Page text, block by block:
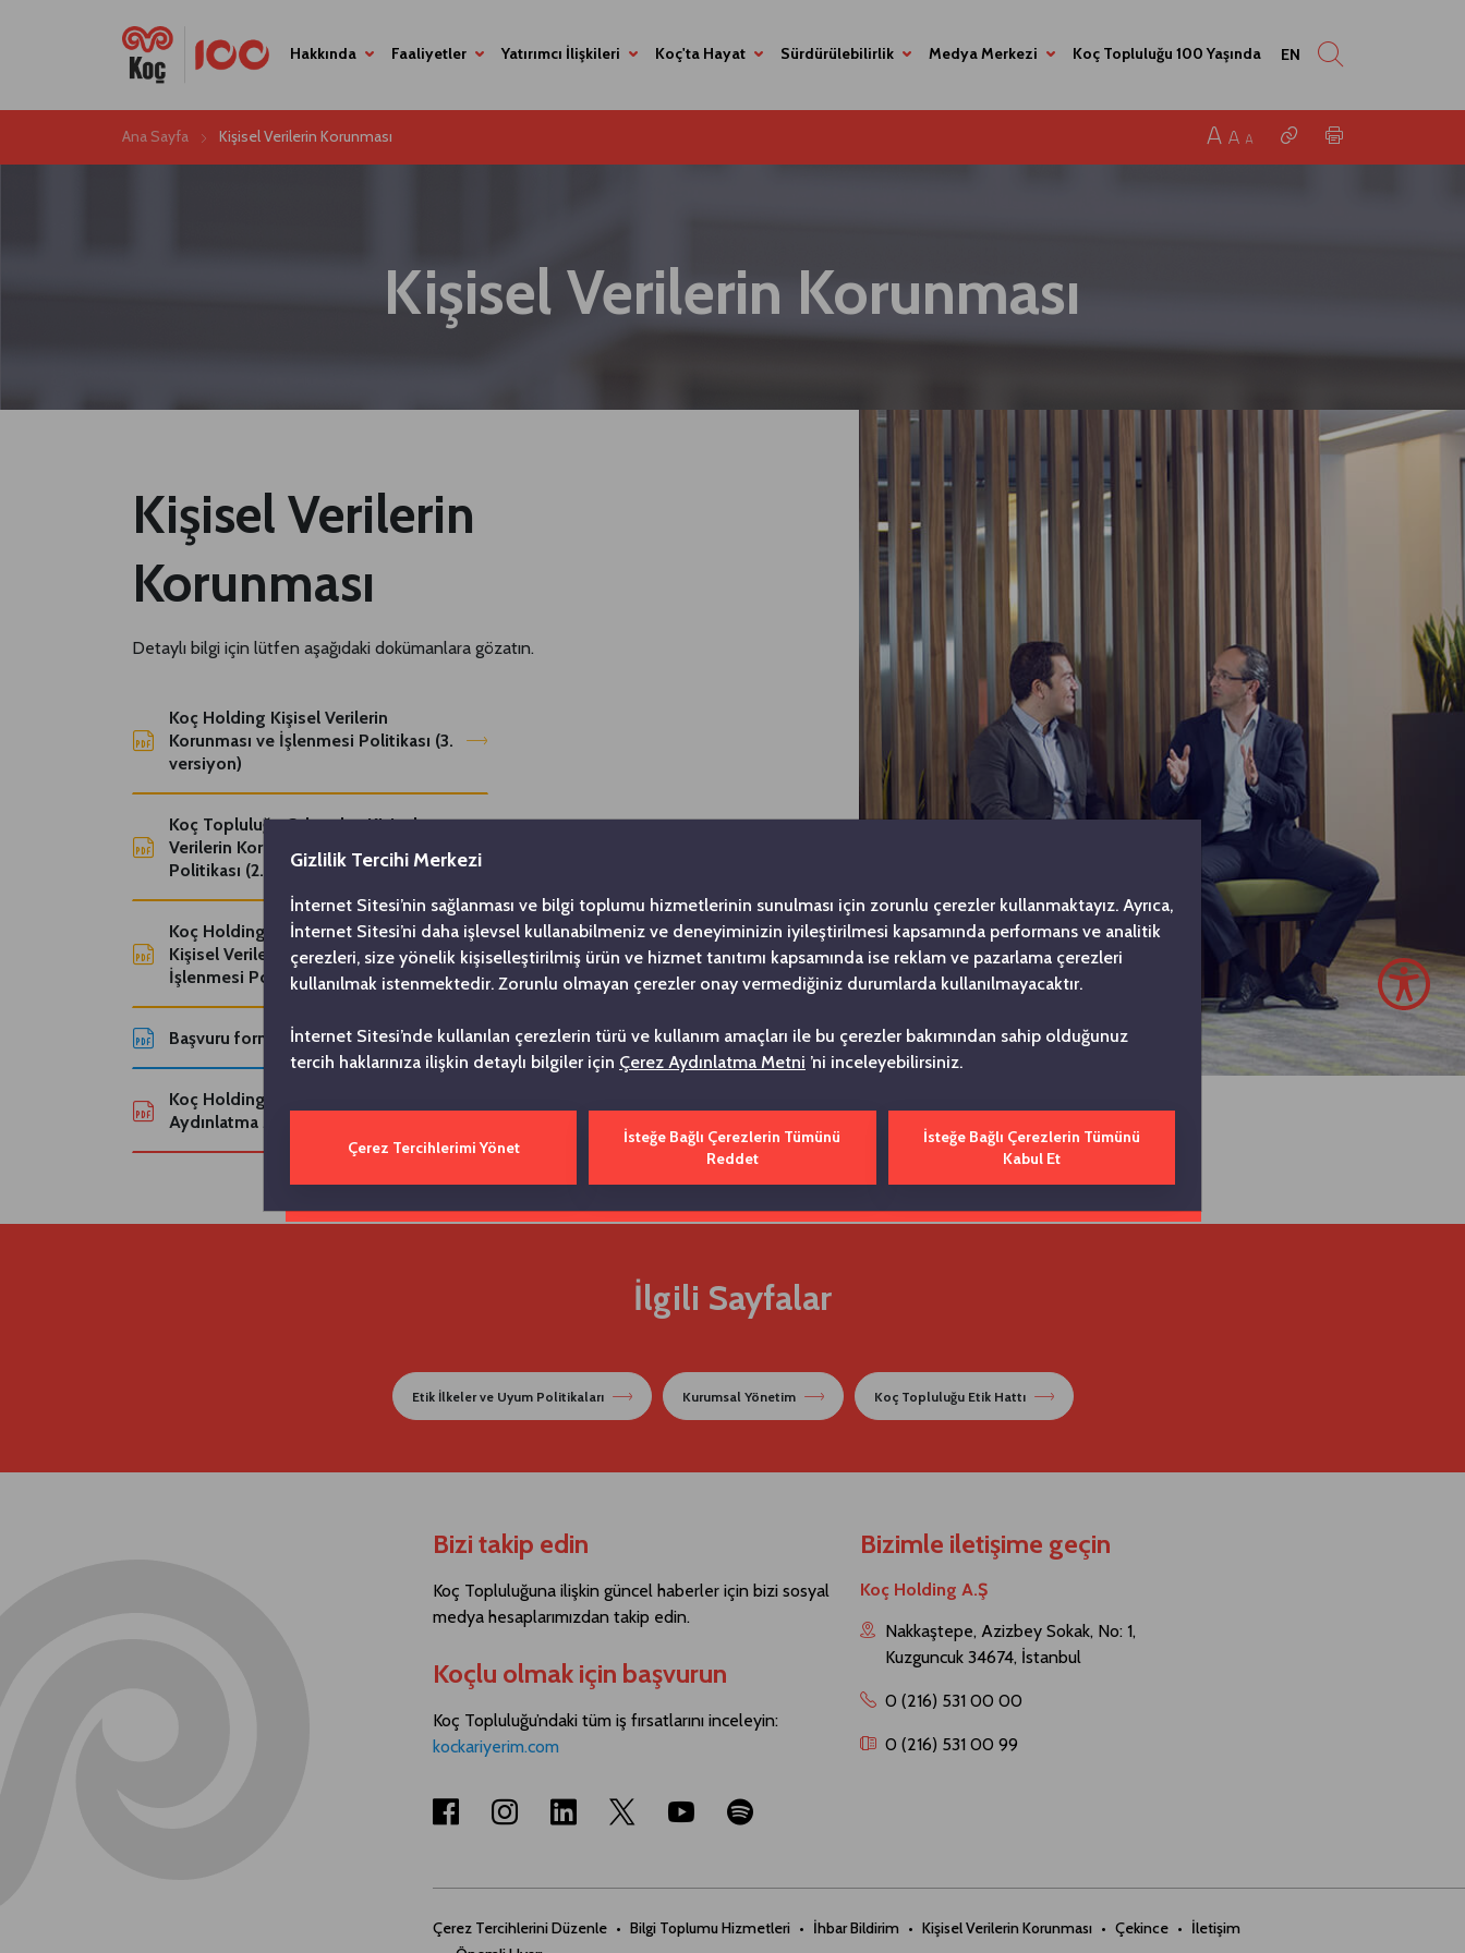
Hakkında Faaliyetler Yatırımcı İlişkileri Koç'ta Hayat Sürdürülebilirlik Medya Merkezi Koç Topluluğu 100 Yaşında EN
Ana Sayfa Kişisel Verilerin Korunması
Kişisel Verilerin Korunması
Kişisel Verilerin
Korunması
​Detaylı bilgi için lütfen aşağıdaki dokümanlara gözatın.
Koç Holding Kişisel Verilerin
Korunması ve İşlenmesi Politikası (3.
versiyon)
Koç Topluluğu Çalışanları Kişisel
Verilerin Korunması ve İşlenmesi
Politikası​ (2. versiyon)
Koç Holding A.Ş. Çalışan Adayları
Kişisel Verilerin Korunması ve
İşlenmesi Politikası (2. versiyon)
Başvuru formu
Koç Holding İnternet Sitesi Çerez
Aydınlatma Metni
İlgili Sayfalar
Etik İlkeler ve Uyum Politikaları Kurumsal Yönetim Koç Topluluğu Etik Hattı
Bizi takip edin
Koç Topluluğuna ilişkin güncel haberler için bizi sosyal
medya hesaplarımızdan takip edin.
Koçlu olmak için başvurun
Koç Topluluğu’ndaki tüm iş fırsatlarını inceleyin:
kockariyerim.com
Bizimle iletişime geçin
Koç Holding A.Ş
Nakkaştepe, Azizbey Sokak, No: 1,
Kuzguncuk 34674, İstanbul
0 (216) 531 00 00
0 (216) 531 00 99
Çerez Tercihlerini Düzenle Bilgi Toplumu Hizmetleri İhbar Bildirim Kişisel Verilerin Korunması Çekince
İletişim
Gizlilik Tercihi Merkezi
İnternet Sitesi’nin sağlanması ve bilgi toplumu hizmetlerinin sunulması için zorunlu çerezler kullanmaktayız. Ayrıca,
İnternet Sitesi’ni daha işlevsel kullanabilmeniz ve deneyiminizin iyileştirilmesi kapsamında performans ve analitik
çerezleri, size yönelik kişiselleştirilmiş ürün ve hizmet tanıtımı kapsamında ise reklam ve pazarlama çerezleri
kullanılmak istenmektedir. Zorunlu olmayan çerezler onay vermediğiniz durumlarda kullanılmayacaktır.
İnternet Sitesi’nde kullanılan çerezlerin türü ve kullanım amaçları ile bu çerezler bakımından sahip olduğunuz
tercih haklarınıza ilişkin detaylı bilgiler için Çerez Aydınlatma Metni ’ni inceleyebilirsiniz.
Çerez Tercihlerimi Yönet
İsteğe Bağlı Çerezlerin Tümünü
Reddet
İsteğe Bağlı Çerezlerin Tümünü
Kabul Et